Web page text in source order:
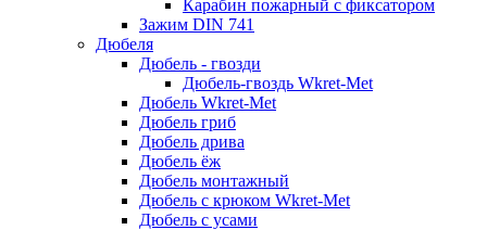
Карабин пожарный с фиксатором
Зажим DIN 741
Дюбеля
Дюбель - гвозди
Дюбель-гвоздь Wkret-Met
Дюбель Wkret-Met
Дюбель гриб
Дюбель дрива
Дюбель ёж
Дюбель монтажный
Дюбель с крюком Wkret-Met
Дюбель с усами